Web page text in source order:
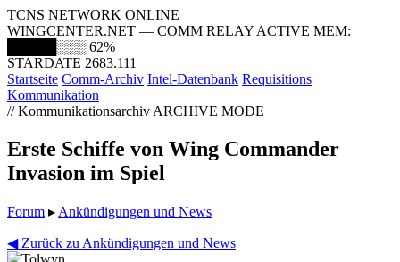
TCNS NETWORK ONLINE
WINGCENTER.NET — COMM RELAY ACTIVE MEM:
█████░░░ 62%
STARDATE 2683.111
Startseite Comm-Archiv Intel-Datenbank Requisitions
Kommunikation
// Kommunikationsarchiv ARCHIVE MODE
Erste Schiffe von Wing Commander
Invasion im Spiel
Forum ▸ Ankündigungen und News
◀ Zurück zu Ankündigungen und News